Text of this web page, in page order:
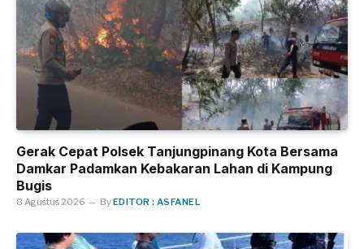
Gerak Cepat Polsek Tanjungpinang Kota Bersama
Damkar Padamkan Kebakaran Lahan di Kampung
Bugis
8 Agustus 2026 ByEDITOR : ASFANEL